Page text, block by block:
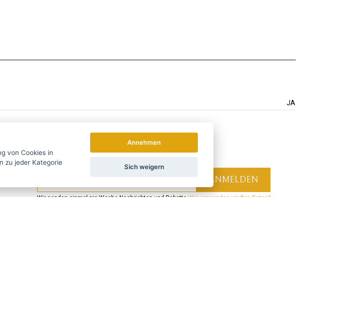
JA
Wir senden einmal pro Woche Nachrichten und Rabatte. Wie verwenden wir Ihre Daten?
von Cookies in
Annehmen
Sich weigern